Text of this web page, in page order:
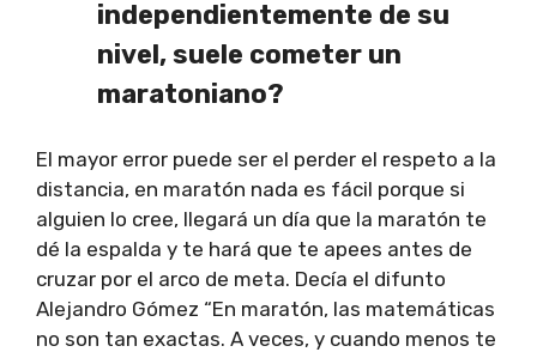
independientemente de su
nivel, suele cometer un
maratoniano?
El mayor error puede ser el perder el respeto a la
distancia, en maratón nada es fácil porque si
alguien lo cree, llegará un día que la maratón te
dé la espalda y te hará que te apees antes de
cruzar por el arco de meta. Decía el difunto
Alejandro Gómez “En maratón, las matemáticas
no son tan exactas. A veces, y cuando menos te